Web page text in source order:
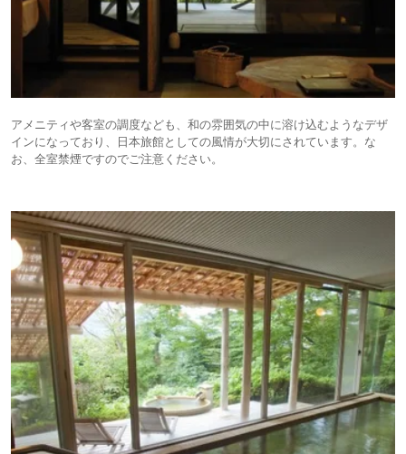
アメニティや客室の調度なども、和の雰囲気の中に溶け込むようなデザ
インになっており、日本旅館としての風情が大切にされています。な
お、全室禁煙ですのでご注意ください。